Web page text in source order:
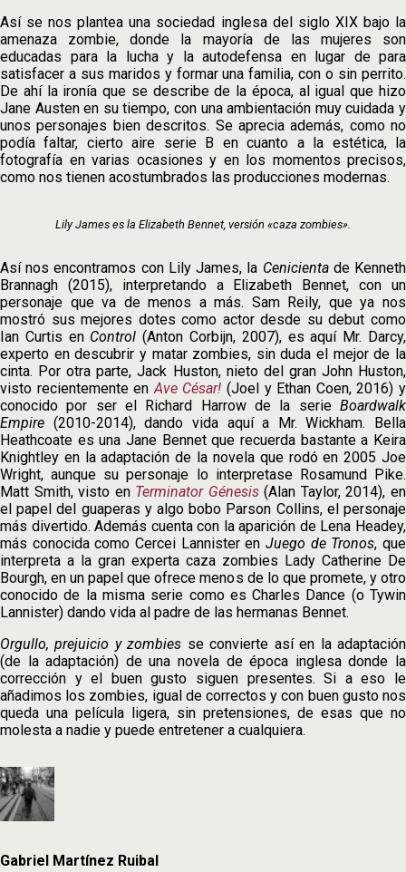
Así se nos plantea una sociedad inglesa del siglo XIX bajo la
amenaza zombie, donde la mayoría de las mujeres son
educadas para la lucha y la autodefensa en lugar de para
satisfacer a sus maridos y formar una familia, con o sin perrito.
De ahí la ironía que se describe de la época, al igual que hizo
Jane Austen en su tiempo, con una ambientación muy cuidada y
unos personajes bien descritos. Se aprecia además, como no
podía faltar, cierto aire serie B en cuanto a la estética, la
fotografía en varias ocasiones y en los momentos precisos,
como nos tienen acostumbrados las producciones modernas.
Lily James es la Elizabeth Bennet, versión «caza zombies».
Así nos encontramos con Lily James, la Cenicientade Kenneth
Brannagh (2015), interpretando a Elizabeth Bennet, con un
personaje que va de menos a más. Sam Reily, que ya nos
mostró sus mejores dotes como actor desde su debut como
Ian Curtis en Control(Anton Corbijn, 2007), es aquí Mr. Darcy,
experto en descubrir y matar zombies, sin duda el mejor de la
cinta. Por otra parte, Jack Huston, nieto del gran John Huston,
visto recientemente enAve César! (Joel y Ethan Coen, 2016) y
conocido por ser el Richard Harrow de la serie Boardwalk
Empire (2010-2014), dando vida aquí a Mr. Wickham. Bella
Heathcoate es una Jane Bennet que recuerda bastante a Keira
Knightley en la adaptación de la novela que rodó en 2005 Joe
Wright, aunque su personaje lo interpretase Rosamund Pike.
Matt Smith, visto en Terminator Génesis(Alan Taylor, 2014), en
el papel del guaperas y algo bobo Parson Collins, el personaje
más divertido. Además cuenta con la aparición de Lena Headey,
más conocida como Cercei Lannister en Juego de Tronos, que
interpreta a la gran experta caza zombies Lady Catherine De
Bourgh, en un papel que ofrece menos de lo que promete, y otro
conocido de la misma serie como es Charles Dance (o Tywin
Lannister) dando vida al padre de las hermanas Bennet.
Orgullo, prejuicio y zombies se convierte así en la adaptación
(de la adaptación) de una novela de época inglesa donde la
corrección y el buen gusto siguen presentes. Si a eso le
añadimos los zombies, igual de correctos y con buen gusto nos
queda una película ligera, sin pretensiones, de esas que no
molesta a nadie y puede entretener a cualquiera.
Gabriel Martínez Ruibal